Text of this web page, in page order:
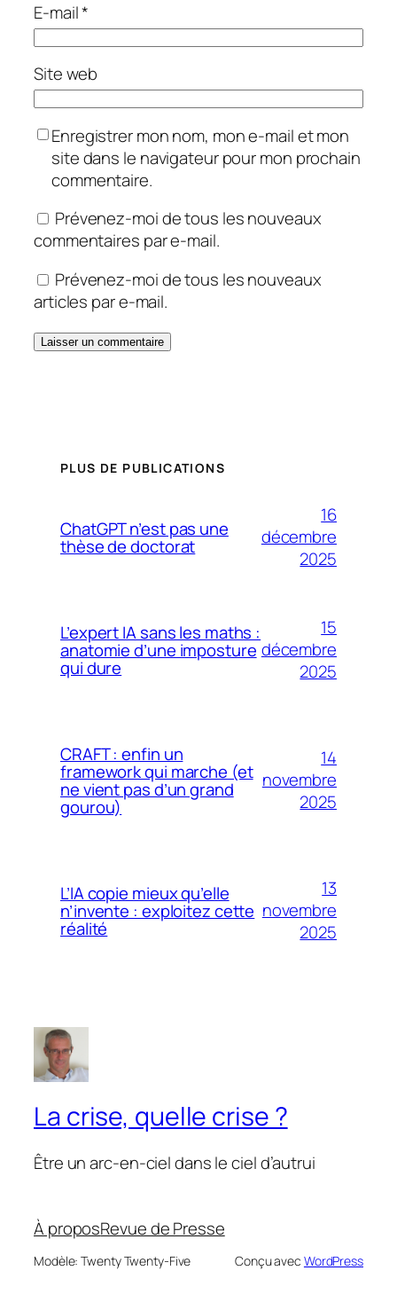
E-mail*
Site web
Enregistrer mon nom, mon e-mail et mon
site dans le navigateur pour mon prochain
commentaire.
Prévenez-moi de tous les nouveaux
commentaires par e-mail.
Prévenez-moi de tous les nouveaux
articles par e-mail.
PLUS DE PUBLICATIONS
ChatGPT n’est pas une
thèse de doctorat
16
décembre
2025
L’expert IA sans les maths :
anatomie d’une imposture
qui dure
15
décembre
2025
CRAFT : enfin un
framework qui marche (et
ne vient pas d’un grand
gourou)
14
novembre
2025
L’IA copie mieux qu’elle
n’invente : exploitez cette
réalité
13
novembre
2025
La crise, quelle crise ?
Être un arc-en-ciel dans le ciel d’autrui
À proposRevue de Presse
Modèle: Twenty Twenty-Five Conçu avec WordPress